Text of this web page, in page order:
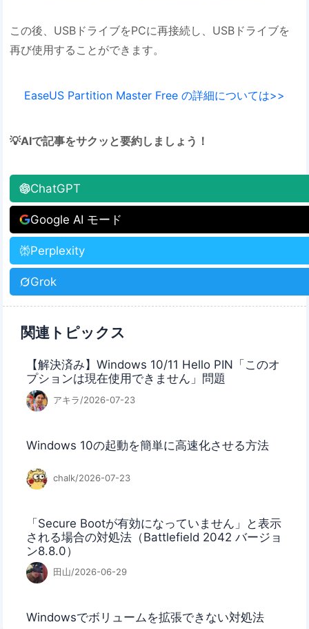
この後、USBドライブをPCに再接続し、USBドライブを
再び使用することができます。
EaseUS Partition Master Free の詳細については>>
💡AIで記事をサクッと要約しましょう！
ChatGPT
Google AI モード
Perplexity
Grok
関連トピックス
【解決済み】Windows 10/11 Hello PIN「このオ
プションは現在使用できません」問題
アキラ/2026-07-23
Windows 10の起動を簡単に高速化させる方法
chalk/2026-07-23
「Secure Bootが有効になっていません」と表示
される場合の対処法（Battlefield 2042 バージョ
ン8.8.0）
田山/2026-06-29
Windowsでボリュームを拡張できない対処法